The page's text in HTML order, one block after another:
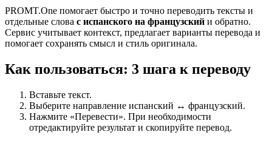
PROMT.One помогает быстро и точно переводить тексты и
отдельные слова с испанского на французский и обратно.
Сервис учитывает контекст, предлагает варианты перевода и
помогает сохранять смысл и стиль оригинала.
Как пользоваться: 3 шага к переводу
Вставьте текст.
Выберите направление испанский ↔ французский.
Нажмите «Перевести». При необходимости
отредактируйте результат и скопируйте перевод.